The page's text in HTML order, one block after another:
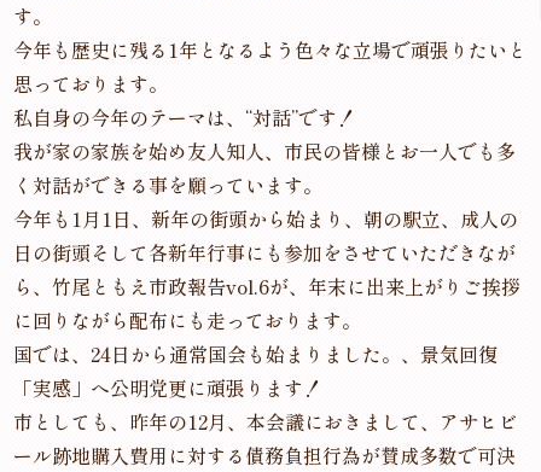
す。
今年も歴史に残る1年となるよう色々な立場で頑張りたいと
思っております。
私自身の今年のテーマは、“対話”です！
我が家の家族を始め友人知人、市民の皆様とお一人でも多
く対話ができる事を願っています。
今年も1月1日、新年の街頭から始まり、朝の駅立、成人の
日の街頭そして各新年行事にも参加をさせていただきなが
ら、竹尾ともえ市政報告vol.6が、年末に出来上がりご挨拶
に回りながら配布にも走っております。
国では、24日から通常国会も始まりました。、景気回復
「実感」へ公明党更に頑張ります！
市としても、昨年の12月、本会議におきまして、アサヒビ
ール跡地購入費用に対する債務負担行為が賛成多数で可決